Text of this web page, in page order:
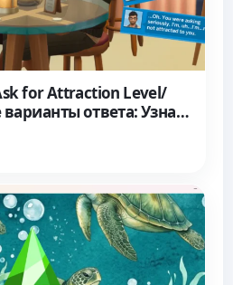
for Attraction Level/
ответа: Узнать